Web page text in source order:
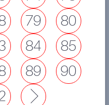
79
80
84
85
89
90
Next